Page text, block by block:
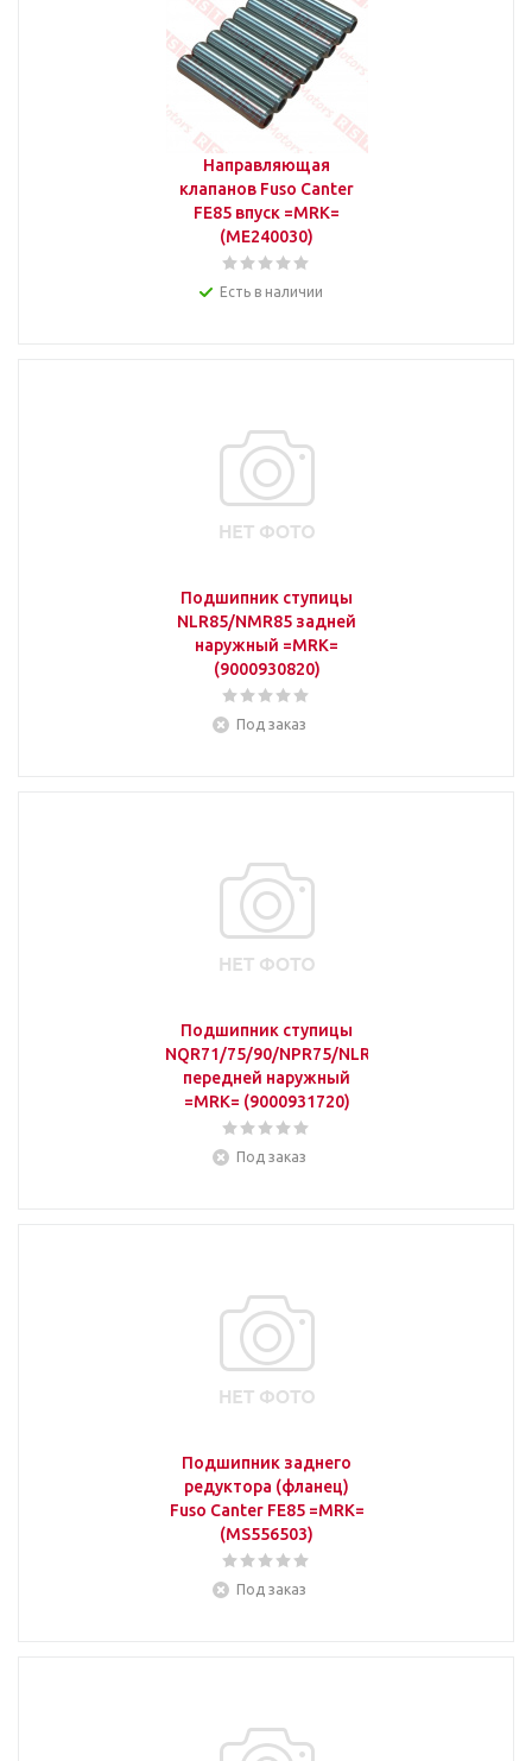
Направляющая
клапанов Fuso Canter
FE85 впуск =MRK=
(ME240030)
Есть в наличии
Подшипник ступицы
NLR85/NMR85 задней
наружный =MRK=
(9000930820)
Под заказ
Подшипник ступицы
NQR71/75/90/NPR75/NLR85/NMR85
передней наружный
=MRK= (9000931720)
Под заказ
Подшипник заднего
редуктора (фланец)
Fuso Canter FE85 =MRK=
(MS556503)
Под заказ